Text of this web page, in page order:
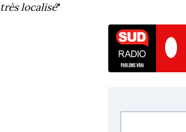
très localisé"